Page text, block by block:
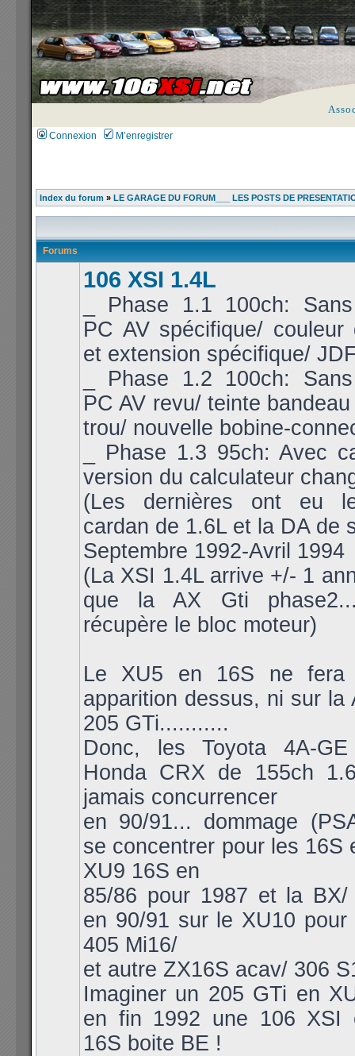
Connexion M’enregistrer
Index du forum » LE GARAGE DU FORUM___ LES POSTS DE
Forums
106 XSI 1.4L
_ Phase 1.1 100ch:
PC AV spécifique/ couleur
et extension spécifique/
_ Phase 1.2 100ch:
PC AV revu/ teinte
trou/ nouvelle bobine-
_ Phase 1.3 95ch: Avec
version du calculateur
(Les dernières ont eu
cardan de 1.6L et la DA de
Septembre 1992-Avril 1994
(La XSI 1.4L arrive +/- 1
que la AX Gti
récupère le bloc moteur)
Le XU5 en 16S ne fera
apparition dessus, ni sur la
205 GTi...........
Donc, les Toyota 4A-
Honda CRX de 155ch
jamais concurrencer
en 90/91... dommage
se concentrer pour les 16S
XU9 16S en
85/86 pour 1987 et la BX/
en 90/91 sur le XU10
405 Mi16/
et autre ZX16S acav/ 306
Imaginer un 205 GTi en
en fin 1992 une 106 XSI
16S boite BE !